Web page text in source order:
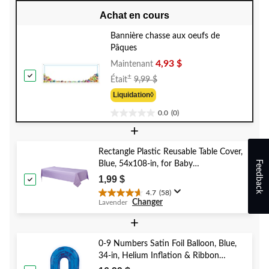
Achat en cours
Bannière chasse aux oeufs de
Pâques
Maintenant 4,93 $
Était± 9,99 $
Liquidation◊
0.0 (0)
étoile(s)
5.
+
Rectangle Plastic Reusable Table Cover,
Blue, 54x108-in, for Baby
Shower/Hanukkah/Birthday Party
1,99 $
4.7 (58)
4.7
58
évaluations
Lavender Changer
+
0-9 Numbers Satin Foil Balloon, Blue,
34-in, Helium Inflation & Ribbon
Feedback